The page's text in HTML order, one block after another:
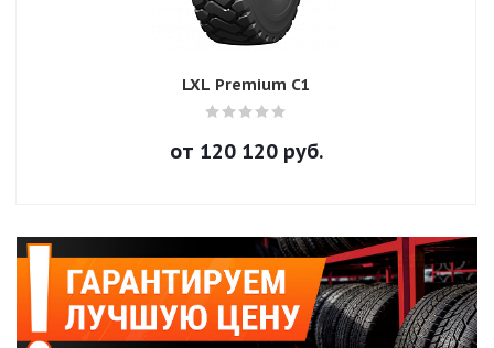
LXL Premium C1
от 120 120руб.